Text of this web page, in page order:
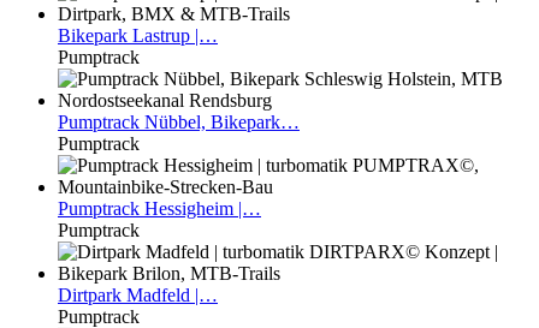
Bikepark Lastrup |…
Pumptrack
Pumptrack Nübbel, Bikepark…
Pumptrack
Pumptrack Hessigheim |…
Pumptrack
Dirtpark Madfeld |…
Pumptrack